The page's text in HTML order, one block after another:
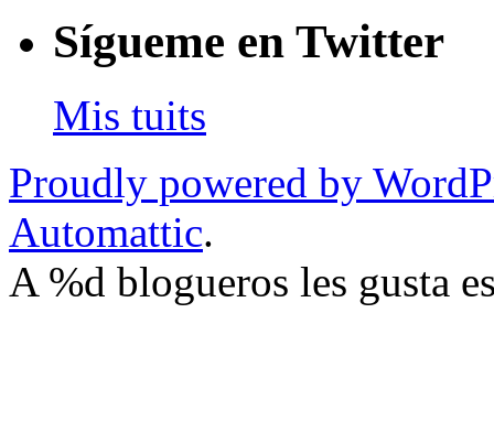
Sígueme en Twitter
Mis tuits
Proudly powered by
Automattic.
A %d blogueros les gusta